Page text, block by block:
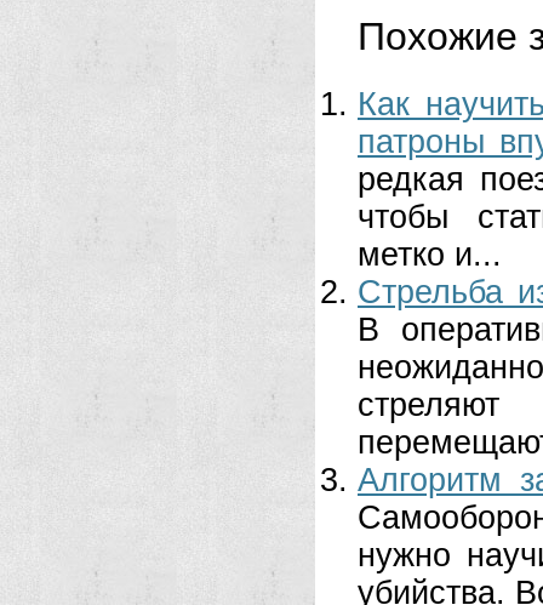
Похожие
Как
патроны
редкая
чтобы
метко и...
Стрельба
В
Алгоритм
нужно
убийства.